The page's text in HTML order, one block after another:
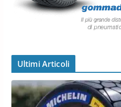
Ultimi Articoli